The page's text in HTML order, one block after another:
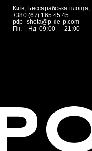
Київ, Бессарабська площа,
+380 (67) 165 45 45
pdp_shota@p-de-p.com
Пн.—Нд. 09:00 — 21:00